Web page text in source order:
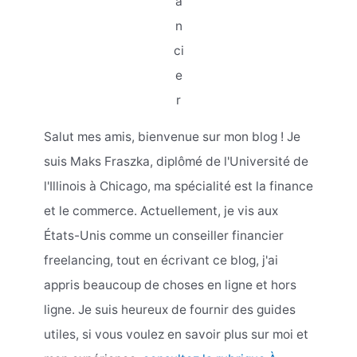
n
ci
e
r
Salut mes amis, bienvenue sur mon blog ! Je
suis Maks Fraszka, diplômé de l'Université de
l'Illinois à Chicago, ma spécialité est la finance
et le commerce. Actuellement, je vis aux
États-Unis comme un conseiller financier
freelancing, tout en écrivant ce blog, j'ai
appris beaucoup de choses en ligne et hors
ligne. Je suis heureux de fournir des guides
utiles, si vous voulez en savoir plus sur moi et